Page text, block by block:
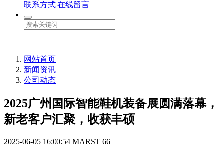
联系方式 在线留言
网站首页
新闻资讯
公司动态
2025广州国际智能鞋机装备展圆满落幕，
新老客户汇聚，收获丰硕
2025-06-05 16:00:54 MARST 66